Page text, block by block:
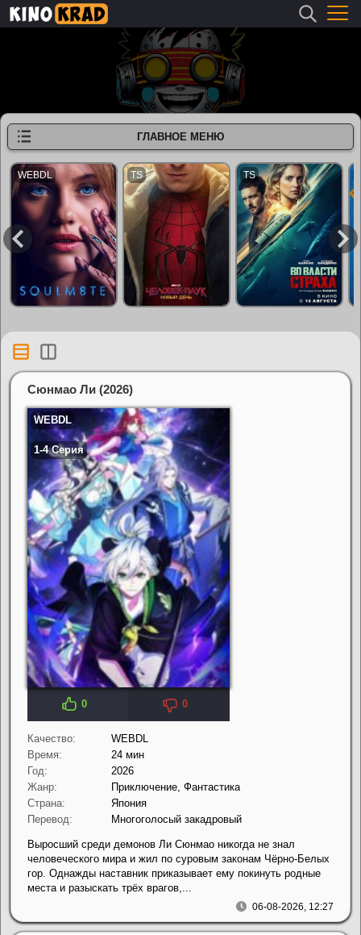
0 0
Сюнмао Ли (2026)
Качество:
WEBDL
Время:
24 мин
Год:
2026
Жанр:
Приключение, Фантастика
Страна:
Япония
Перевод:
Многоголосый закадровый
06-08-2026, 12:27
Выросший среди демонов Ли Сюнмао никогда не знал
человеческого мира и жил по суровым законам Чёрно-Белых
гор. Однажды наставник приказывает ему покинуть родные
места и разыскать трёх врагов,...
ГЛАВНОЕ МЕНЮ